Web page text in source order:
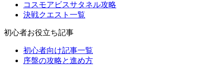
コスモアビスサタネル攻略
決戦クエスト一覧
初心者お役立ち記事
初心者向け記事一覧
序盤の攻略と進め方